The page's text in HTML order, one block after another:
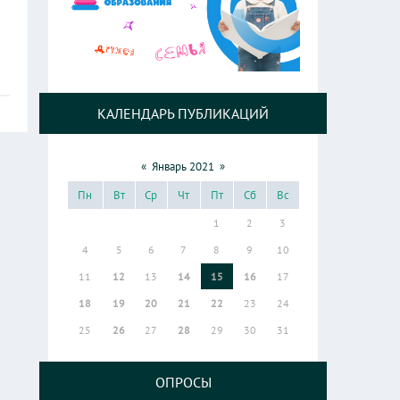
КАЛЕНДАРЬ ПУБЛИКАЦИЙ
« Январь 2021 »
Пн
Вт Ср Чт Пт Сб Вс
1 2
3
4
5 6 7 8 9
10
11
12 13 14 15 16
17
18
19 20 21 22 23
24
25
26 27 28 29 30 31
ОПРОСЫ